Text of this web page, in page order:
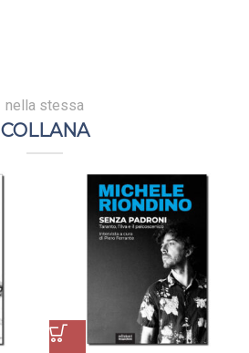
nella stessa
COLLANA